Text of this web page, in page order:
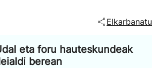
Elkarbanatu
eta foru hauteskundeak
berean